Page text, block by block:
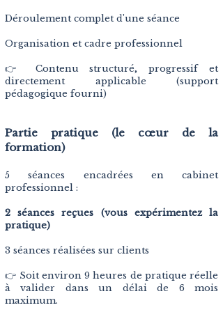
Déroulement complet d'une séance
Organisation et cadre professionnel
👉 Contenu structuré, progressif et
directement applicable (support
pédagogique fourni)
Partie pratique (le cœur de la
formation)
5 séances encadrées en cabinet
professionnel :
2 séances reçues (vous expérimentez la
pratique)
3 séances réalisées sur clients
👉 Soit environ 9 heures de pratique réelle
à valider dans un délai de 6 mois
maximum.